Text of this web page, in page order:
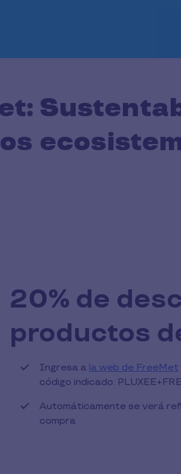
20% de
productos
Ingresa a la web de FreeMet
código indicado:
Automáticamente se verá
compra